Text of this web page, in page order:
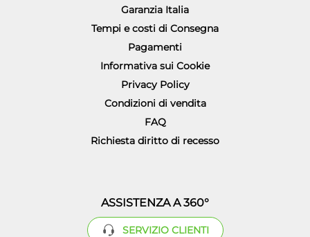
Garanzia Italia
Tempi e costi di Consegna
Pagamenti
Informativa sui Cookie
Privacy Policy
Condizioni di vendita
FAQ
Richiesta diritto di recesso
ASSISTENZA A 360°
SERVIZIO CLIENTI